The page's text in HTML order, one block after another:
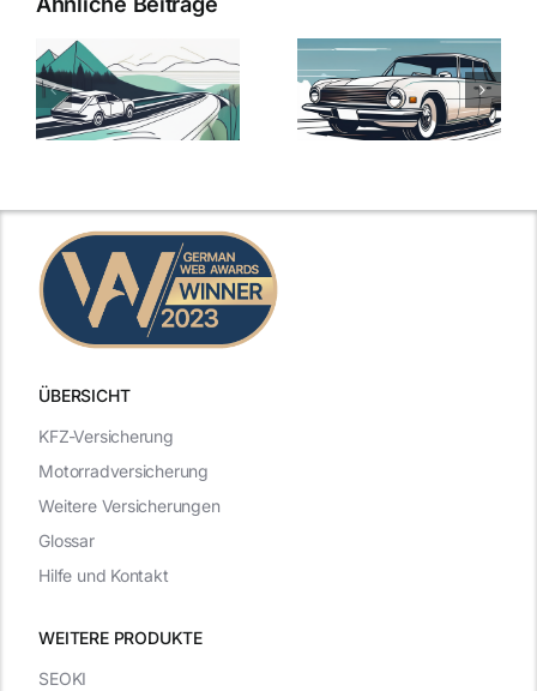
Versicherung:
Günstige Kfz-
Versicherungstarife
mit Top-
Kfz-
Die besten
Angebote im
ÜBERSICHT
WEITERE PRODUKTE
KFZ-Versicherung
Motorradversicherung
Weitere Versicherungen
Glossar
Hilfe und Kontakt
SEOKI